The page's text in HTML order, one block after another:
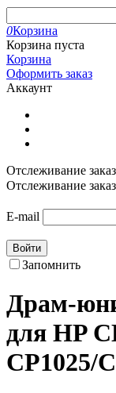
0Корзина
Корзина пуста
Корзина
Оформить заказ
Аккаунт
Отслеживание
Отслеживание
E-mail
Войти
Запомнить
Драм-
для HP
CP1025/